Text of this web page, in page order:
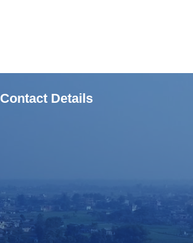
Contact Details